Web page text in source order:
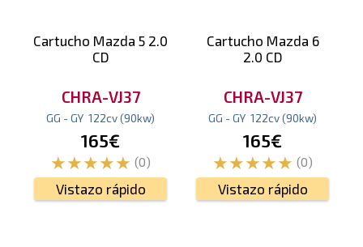
Cartucho Mazda 5 2.0
CD
CHRA-VJ37
GG - GY 122cv(90kw)
165€
(0)
Vistazo rápido
Cartucho Mazda 6
2.0 CD
CHRA-VJ37
GG - GY 122cv(90kw)
165€
(0)
Vistazo rápido